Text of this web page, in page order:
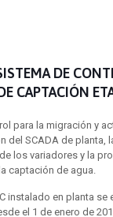
DE
CAPTACIÓN
para la migración y
del SCADA de planta,
los variadores y la
captación de agua.
instalado en planta se
el 1 de enero de